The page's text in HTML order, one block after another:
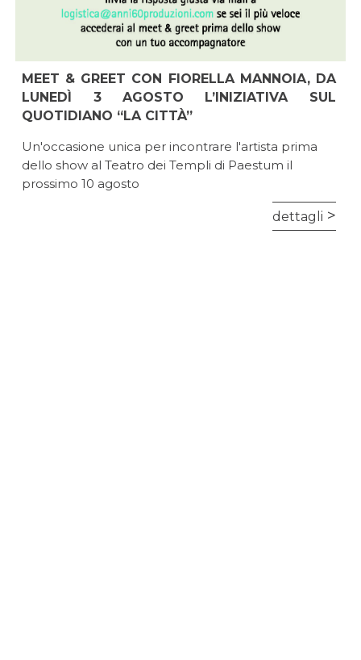
MEET & GREET CON FIORELLA MANNOIA, DA
LUNEDÌ 3 AGOSTO L’INIZIATIVA SUL
QUOTIDIANO “LA CITTÀ”
Un'occasione unica per incontrare l'artista prima
dello show al Teatro dei Templi di Paestum il
prossimo 10 agosto
dettagli